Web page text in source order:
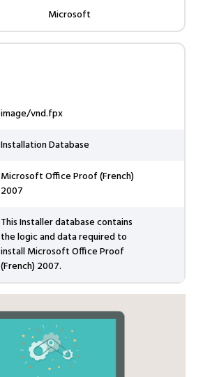
Microsoft
image/vnd.fpx
Installation Database
Microsoft Office Proof (French)
2007
This Installer database contains
the logic and data required to
install Microsoft Office Proof
(French) 2007.